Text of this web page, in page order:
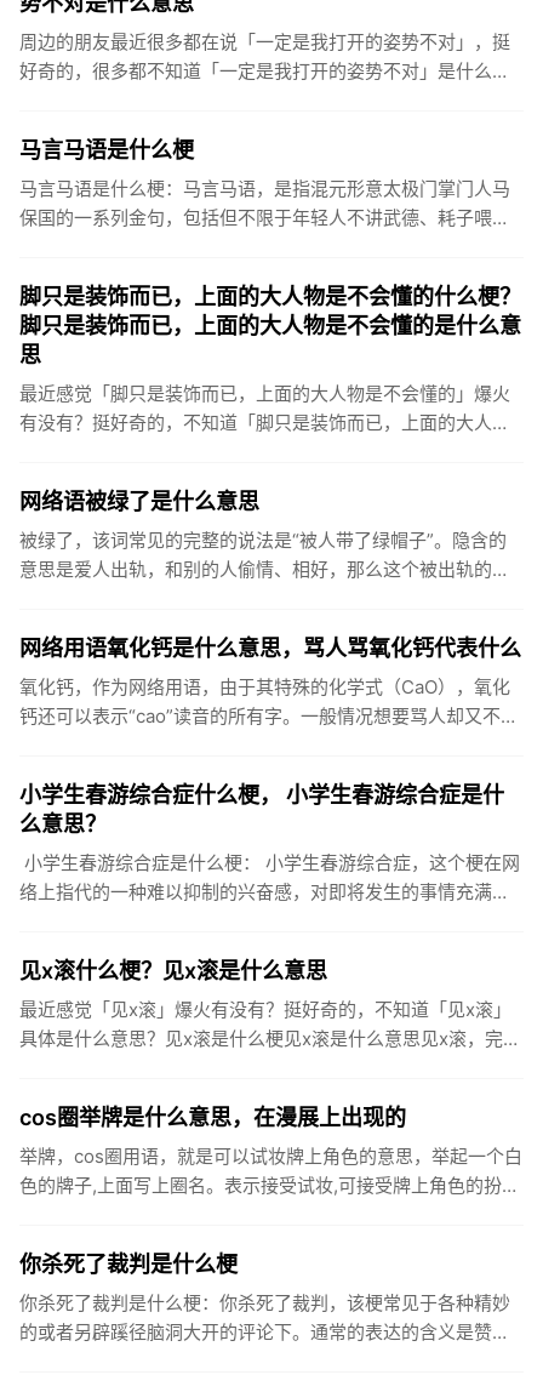
周边的朋友最近很多都在说「一定是我打开的姿势不对」，挺
好奇的，很多都不知道「一定是我打开的姿势不对」是什么意
马言马语是什么梗
马言马语是什么梗：马言马语，是指混元形意太极门掌门人马
保国的一系列金句，包括但不限于年轻人不讲武德、耗子喂
脚只是装饰而已，上面的大人物是不会懂的什么梗？
脚只是装饰而已，上面的大人物是不会懂的是什么意
思
最近感觉「脚只是装饰而已，上面的大人物是不会懂的」爆火
有没有？挺好奇的，不知道「脚只是装饰而已，上面的大人物
网络语被绿了是什么意思
被绿了，该词常见的完整的说法是“被人带了绿帽子”。隐含的
意思是爱人出轨，和别的人偷情、相好，那么这个被出轨的一
网络用语氧化钙是什么意思，骂人骂氧化钙代表什么
氧化钙，作为网络用语，由于其特殊的化学式（CaO），氧化
钙还可以表示“cao”读音的所有字。一般情况想要骂人却又不想
小学生春游综合症什么梗， 小学生春游综合症是什
么意思？
小学生春游综合症是什么梗： 小学生春游综合症，这个梗在网
络上指代的一种难以抑制的兴奋感，对即将发生的事情充满了
见x滚什么梗？见x滚是什么意思
最近感觉「见x滚」爆火有没有？挺好奇的，不知道「见x滚」
具体是什么意思？见x滚是什么梗见x滚是什么意思见x滚，完整
cos圈举牌是什么意思，在漫展上出现的
举牌，cos圈用语，就是可以试妆牌上角色的意思，举起一个白
色的牌子,上面写上圈名。表示接受试妆,可接受牌上角色的扮
你杀死了裁判是什么梗
你杀死了裁判是什么梗：你杀死了裁判，该梗常见于各种精妙
的或者另辟蹊径脑洞大开的评论下。通常的表达的含义是赞美